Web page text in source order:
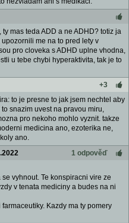
ty mas teda ADD a ne ADHD? totiz ja
me na to pred lety v
pro cloveka s ADHD uplne vhodna,
u tebe chybi hyperaktivita, tak je to
+3
to je presne to jak jsem nechtel aby
snazim uvest na pravou miru,
pro nekoho mohlo vyznit. takze
medicina ano, ezoterika ne,
ano.
1 odpověď
vyhnout. Te konspiracni vire ze
v tenata mediciny a budes na ni
Kazdy ma ty pomery